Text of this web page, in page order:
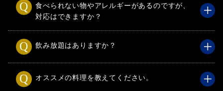
食べられない物やアレルギーがあるのですが、
対応はできますか？
飲み放題はありますか？
オススメの料理を教えてください。